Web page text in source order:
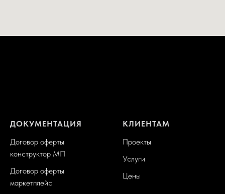
ДОКУМЕНТАЦИЯ
Договор оферты
конструктор МП
Договор оферты
маркетплейс
КЛИЕНТАМ
Проекты
Услуги
Цены